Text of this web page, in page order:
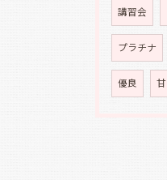
講習会
プラチナ
優良